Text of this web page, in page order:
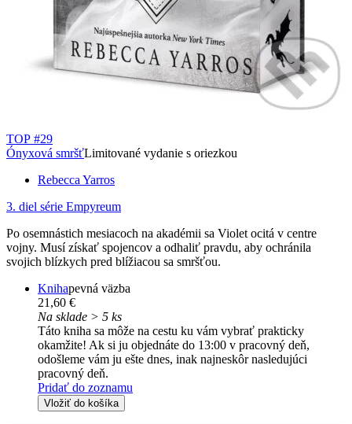
TOP #29
Ónyxová smršťLimitované vydanie s oriezkou
Rebecca Yarros
3. diel série Empyreum
Po osemnástich mesiacoch na akadémii sa Violet ocitá v centre
vojny. Musí získať spojencov a odhaliť pravdu, aby ochránila
svojich blízkych pred blížiacou sa smršťou.
Knihapevná väzba
21,60 €
Na sklade > 5 ks
Táto kniha sa môže na cestu ku vám vybrať prakticky
okamžite! Ak si ju objednáte do 13:00 v pracovný deň,
odošleme vám ju ešte dnes, inak najneskôr nasledujúci
pracovný deň.
Pridať do zoznamu
Vložiť do košíka